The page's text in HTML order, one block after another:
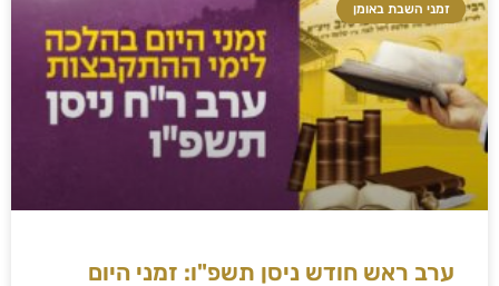
זמני השבת באומן
ערב ראש חודש ניסן תשפ"ו: זמני היום